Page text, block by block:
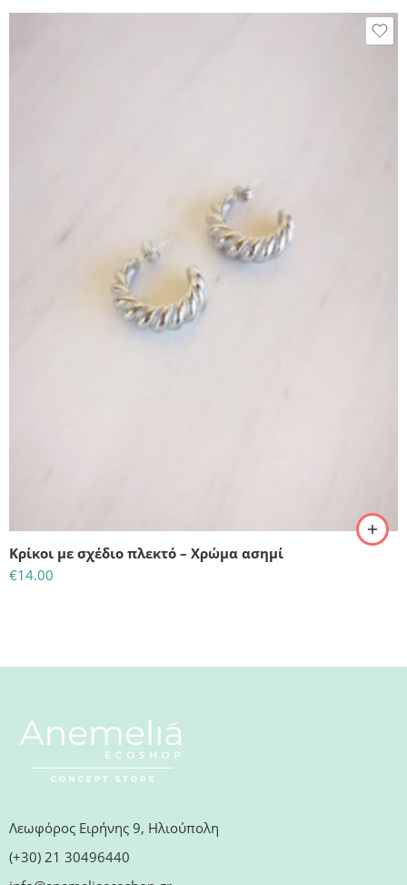
Κρίκοι με σχέδιο πλεκτό – Χρώμα ασημί
€14.00
Λεωφόρος Ειρήνης 9, Ηλιούπολη
(+30) 21 30496440